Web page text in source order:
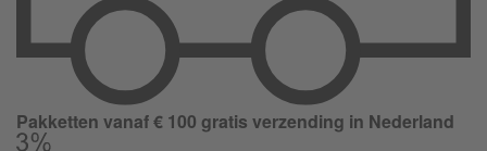
Pakketten vanaf € 100 gratis verzending in Nederland